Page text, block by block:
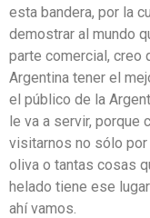
esta bandera, por la
demostrar al mundo
parte comercial, creo
Argentina tener el
el público de la
le va a servir, porque
visitarnos no sólo
oliva o tantas cosas
helado tiene ese
ahí vamos.